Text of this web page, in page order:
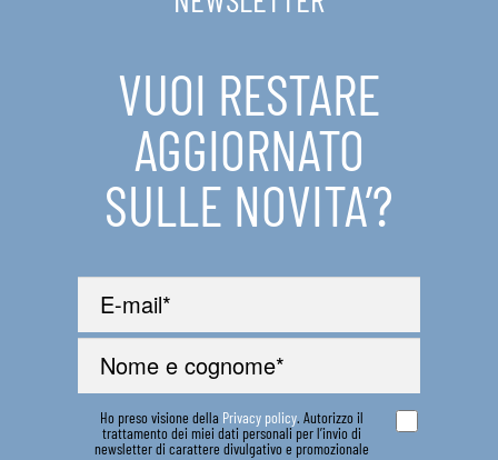
CONTATTI
VUOI RESTARE
AGGIORNATO
SULLE NOVITA’?
Ho preso visione della Privacy policy. Autorizzo il
trattamento dei miei dati personali per l’invio di
newsletter di carattere divulgativo e promozionale